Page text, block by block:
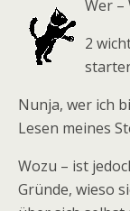
Wer –
2
Nunja, wer ich
Lesen meines
Wozu – ist
Gründe, wieso